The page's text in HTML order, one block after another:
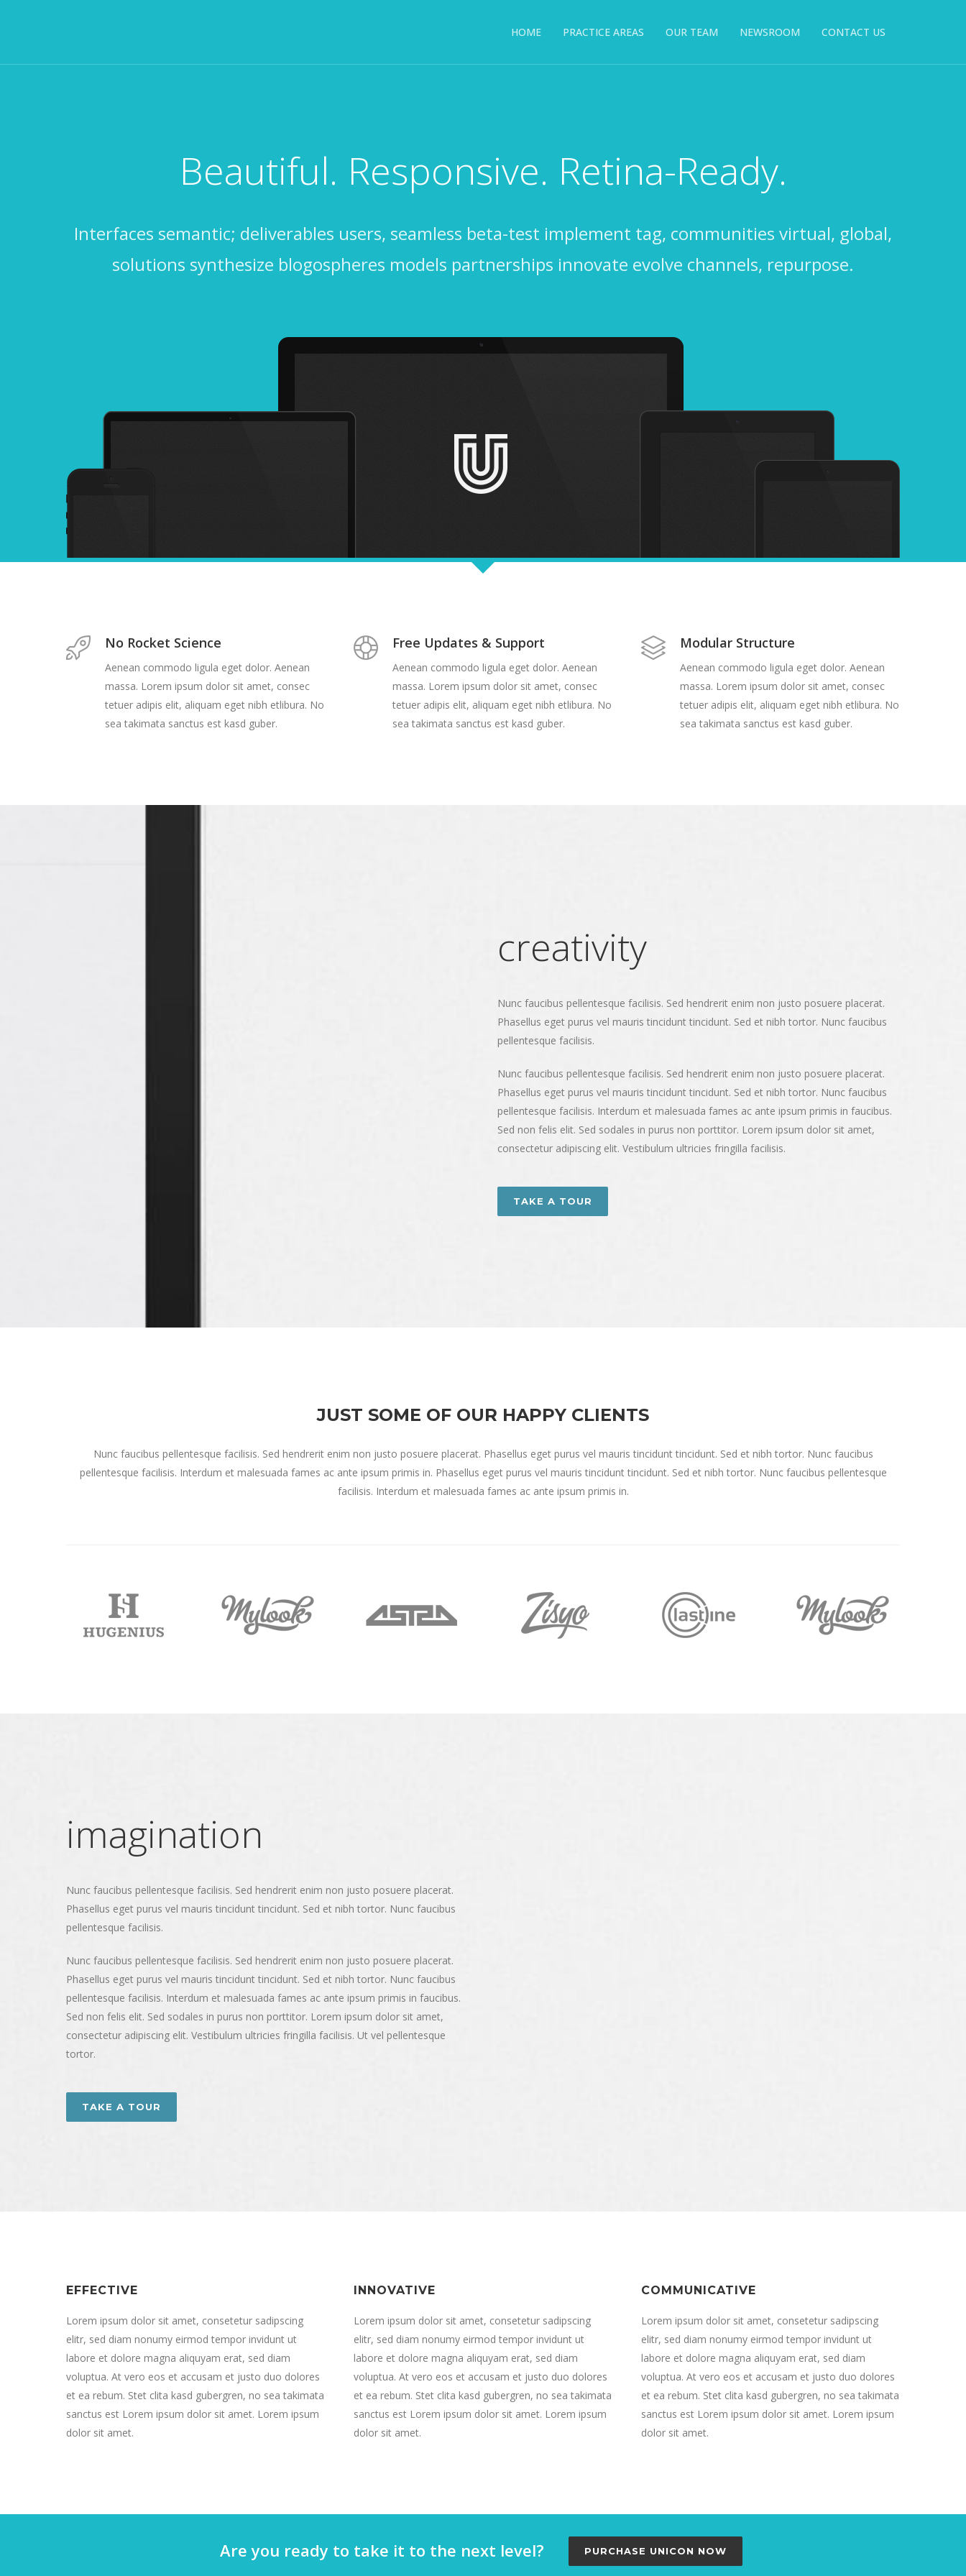
HOME PRACTICE AREAS OUR TEAM NEWSROOM CONTACT US
Beautiful. Responsive. Retina-Ready.
Interfaces semantic; deliverables users, seamless beta-test implement tag, communities virtual, global,
solutions synthesize blogospheres models partnerships innovate evolve channels, repurpose.
No Rocket Science
Aenean commodo ligula eget dolor. Aenean
massa. Lorem ipsum dolor sit amet, consec
tetuer adipis elit, aliquam eget nibh etlibura. No
sea takimata sanctus est kasd guber.
Free Updates & Support
Aenean commodo ligula eget dolor. Aenean
massa. Lorem ipsum dolor sit amet, consec
tetuer adipis elit, aliquam eget nibh etlibura. No
sea takimata sanctus est kasd guber.
Modular Structure
Aenean commodo ligula eget dolor. Aenean
massa. Lorem ipsum dolor sit amet, consec
tetuer adipis elit, aliquam eget nibh etlibura. No
sea takimata sanctus est kasd guber.
creativity
Nunc faucibus pellentesque facilisis. Sed hendrerit enim non justo posuere placerat.
Phasellus eget purus vel mauris tincidunt tincidunt. Sed et nibh tortor. Nunc faucibus
pellentesque facilisis.
Nunc faucibus pellentesque facilisis. Sed hendrerit enim non justo posuere placerat.
Phasellus eget purus vel mauris tincidunt tincidunt. Sed et nibh tortor. Nunc faucibus
pellentesque facilisis. Interdum et malesuada fames ac ante ipsum primis in faucibus.
Sed non felis elit. Sed sodales in purus non porttitor. Lorem ipsum dolor sit amet,
consectetur adipiscing elit. Vestibulum ultricies fringilla facilisis.
TAKE A TOUR
JUST SOME OF OUR HAPPY CLIENTS
Nunc faucibus pellentesque facilisis. Sed hendrerit enim non justo posuere placerat. Phasellus eget purus vel mauris tincidunt tincidunt. Sed et nibh tortor. Nunc faucibus
pellentesque facilisis. Interdum et malesuada fames ac ante ipsum primis in. Phasellus eget purus vel mauris tincidunt tincidunt. Sed et nibh tortor. Nunc faucibus pellentesque
facilisis. Interdum et malesuada fames ac ante ipsum primis in.
imagination
Nunc faucibus pellentesque facilisis. Sed hendrerit enim non justo posuere placerat.
Phasellus eget purus vel mauris tincidunt tincidunt. Sed et nibh tortor. Nunc faucibus
pellentesque facilisis.
Nunc faucibus pellentesque facilisis. Sed hendrerit enim non justo posuere placerat.
Phasellus eget purus vel mauris tincidunt tincidunt. Sed et nibh tortor. Nunc faucibus
pellentesque facilisis. Interdum et malesuada fames ac ante ipsum primis in faucibus.
Sed non felis elit. Sed sodales in purus non porttitor. Lorem ipsum dolor sit amet,
consectetur adipiscing elit. Vestibulum ultricies fringilla facilisis. Ut vel pellentesque
tortor.
TAKE A TOUR
EFFECTIVE
Lorem ipsum dolor sit amet, consetetur sadipscing
elitr, sed diam nonumy eirmod tempor invidunt ut
labore et dolore magna aliquyam erat, sed diam
voluptua. At vero eos et accusam et justo duo dolores
et ea rebum. Stet clita kasd gubergren, no sea takimata
sanctus est Lorem ipsum dolor sit amet. Lorem ipsum
dolor sit amet.
INNOVATIVE
Lorem ipsum dolor sit amet, consetetur sadipscing
elitr, sed diam nonumy eirmod tempor invidunt ut
labore et dolore magna aliquyam erat, sed diam
voluptua. At vero eos et accusam et justo duo dolores
et ea rebum. Stet clita kasd gubergren, no sea takimata
sanctus est Lorem ipsum dolor sit amet. Lorem ipsum
dolor sit amet.
COMMUNICATIVE
Lorem ipsum dolor sit amet, consetetur sadipscing
elitr, sed diam nonumy eirmod tempor invidunt ut
labore et dolore magna aliquyam erat, sed diam
voluptua. At vero eos et accusam et justo duo dolores
et ea rebum. Stet clita kasd gubergren, no sea takimata
sanctus est Lorem ipsum dolor sit amet. Lorem ipsum
dolor sit amet.
Are you ready to take it to the next level? PURCHASE UNICON NOW